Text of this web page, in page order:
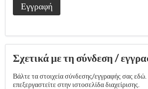
Εγγραφή
Σχετικά με τη σύνδεση /
Βάλτε τα στοιχεία σύνδεσης/εγγραφής σας
επεξεργαστείτε στην ιστοσελίδα διαχείρισης.